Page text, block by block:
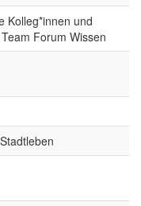
Kolleg*innen und
Forum Wissen